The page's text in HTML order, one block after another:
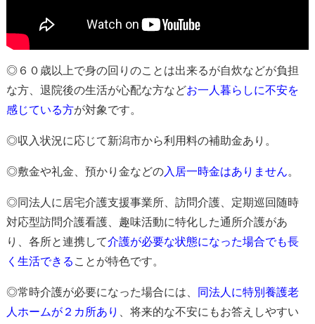
◎６０歳以上で身の回りのことは出来るが自炊などが負担
な方、退院後の生活が心配な方などお一人暮らしに不安を
感じている方が対象です。
◎収入状況に応じて新潟市から利用料の補助金あり。
◎敷金や礼金、預かり金などの入居一時金はありません。
◎同法人に居宅介護支援事業所、訪問介護、定期巡回随時
対応型訪問介護看護、趣味活動に特化した通所介護があ
り、各所と連携して介護が必要な状態になった場合でも長
く生活できる ことが特色です。
◎常時介護が必要になった場合には、
同法人に特別養護老
人ホームが２カ所あり
将来的な不安にもお答えしやすい